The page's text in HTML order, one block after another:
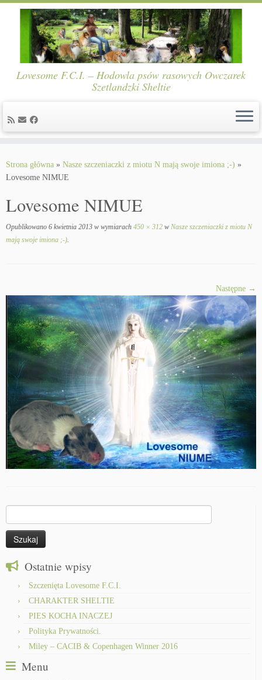
content
Lovesome F.C.I. – Hodowla psów rasowych Owczarek
Szetlandzki Sheltie
Strona główna » Nasze szczeniaczki z miotu N mają swoje imiona ;-) »
Lovesome NIMUE
Lovesome NIMUE
Opublikowano 6 kwietnia 2013 w wymiarach 450 × 312 w Nasze szczeniaczki z miotu N
mają swoje imiona ;-).
Następne →
Ostatnie wpisy
Szczenięta Lovesome F.C.I.
CHARAKTER SHELTIE
PIES KOCHA INACZEJ
Polityka Prywatności.
Miley – CACIB & Copenhagen Winner 2016
Menu